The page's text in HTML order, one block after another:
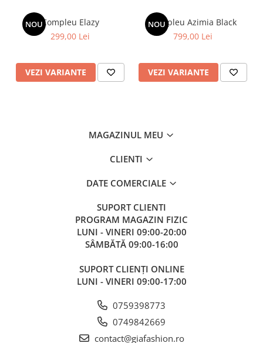
NOUCompleu Elazy
299,00 Lei
VEZI VARIANTE
NOU
Compleu Azimia Black
799,00 Lei
VEZI VARIANTE
MAGAZINUL MEU
CLIENTI
DATE COMERCIALE
SUPORT CLIENTI
PROGRAM MAGAZIN FIZIC
LUNI - VINERI 09:00-20:00
SÂMBĂTĂ 09:00-16:00
SUPORT CLIENȚI ONLINE
LUNI - VINERI 09:00-17:00
0759398773
0749842669
contact@giafashion.ro